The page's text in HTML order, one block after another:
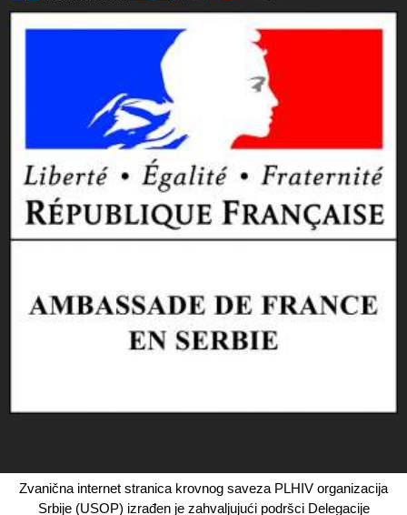
Zvanična internet stranica krovnog saveza PLHIV organizacija
Srbije (USOP) izrađen je zahvaljujući podršci Delegacije